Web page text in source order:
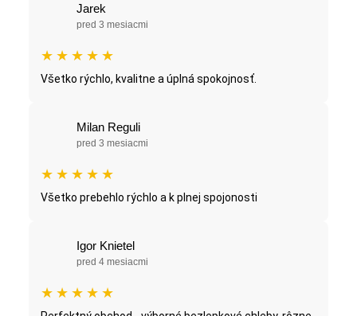
Jarek
pred 3 mesiacmi
★ ★ ★ ★ ★
Všetko rýchlo, kvalitne a úplná spokojnosť.
Milan Reguli
pred 3 mesiacmi
★ ★ ★ ★ ★
Všetko prebehlo rýchlo a k plnej spojonosti
Igor Knietel
pred 4 mesiacmi
★ ★ ★ ★ ★